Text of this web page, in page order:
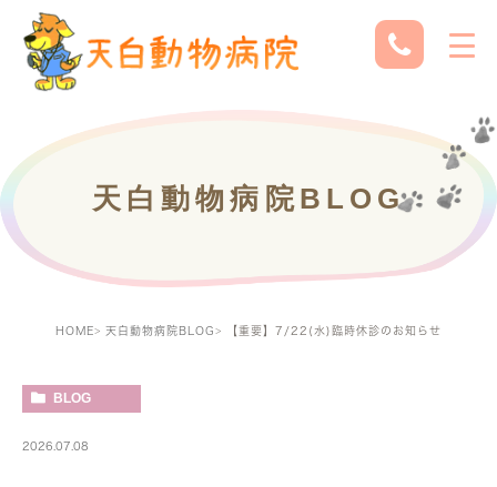
天白動物病院BLOG
HOME 天白動物病院BLOG 【重要】7/22(水)臨時休診のお知らせ
BLOG
2026.07.08